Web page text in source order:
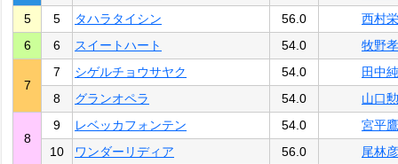
5
5 タハラタイシン 56.0
西村栄
6
6 スイートハート 54.0 牧野孝
7
7 シゲルチョウサヤク 54.0
田中純
8
グランオペラ 54.0 山口勲
8
9 レベッカフォンテン 54.0
宮平鷹
10
ワンダーリディア 56.0 尾林彦